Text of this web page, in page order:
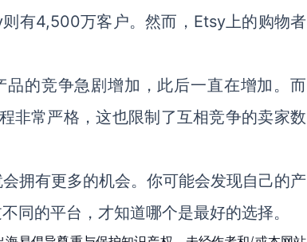
有4,500万客户。然而，Etsy上的购物者
的竞争急剧增加，此后一直在增加。而
非常严格，这也限制了互相竞争的卖家数
拥有更多的机会。你可能会发现自己的产
同的平台，才知道哪个是最好的选择。